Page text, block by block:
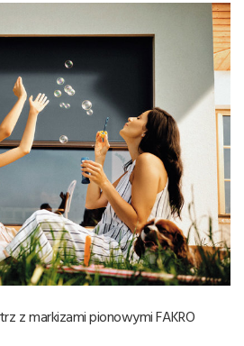
z markizami pionowymi FAKRO